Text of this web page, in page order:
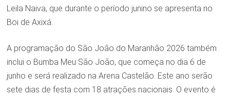
Leila Naiva, que durante o período junino se apresenta no
Boi de Axixá.
A programação do São João do Maranhão 2026 também
inclui o Bumba Meu São João, que começa no dia 6 de
junho e será realizado na Arena Castelão. Este ano serão
sete dias de festa com 18 atrações nacionais. O evento é